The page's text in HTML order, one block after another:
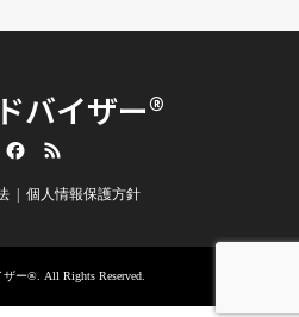
バイザー®
個人情報保護方針
ザー® . All Rights Reserved.